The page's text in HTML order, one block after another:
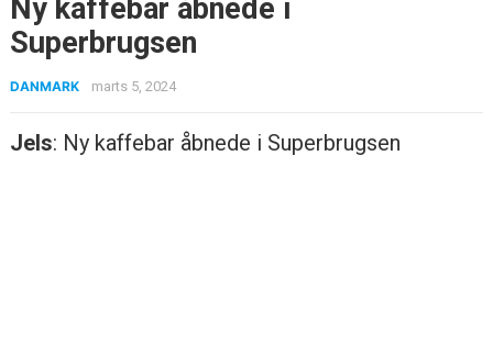
Ny kaffebar åbnede i
Superbrugsen
DANMARK marts 5, 2024
Jels: Ny kaffebar åbnede i Superbrugsen